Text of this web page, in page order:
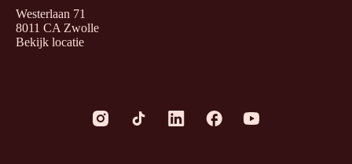
Westerlaan 71
8011 CA Zwolle
Bekijk locatie